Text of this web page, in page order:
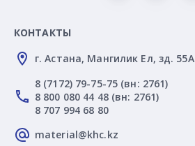
КОНТАКТЫ
г. Астана, Мангилик Ел, зд. 55А
8 (7172) 79-75-75 (вн: 2761)
8 800 080 44 48 (вн: 2761)
8 707 994 68 80
material@khc.kz